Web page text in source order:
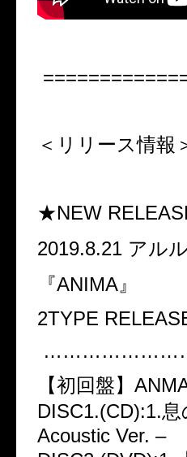
＜リリース情報
★NEW
2019.8.21 アル
『ANIMA 』
2TYPE
【初回盤】
DISC1.(CD):1.息
Acoustic Ver. –